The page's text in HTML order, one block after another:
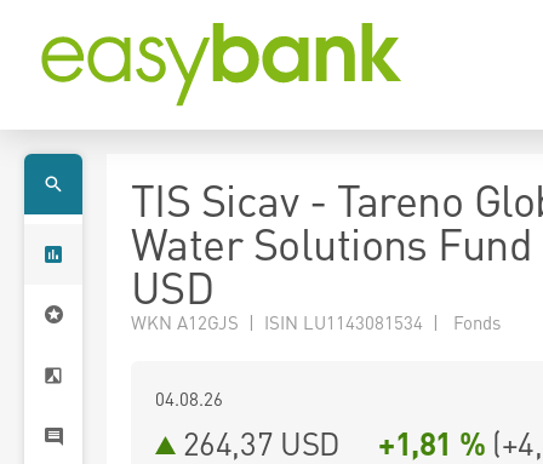
TIS Sicav - Tareno
Water Solutions Fund
USD
WKN A12GJS | ISIN LU1143081534 | Fonds
04.08.26
264,37 USD +1,81 % (